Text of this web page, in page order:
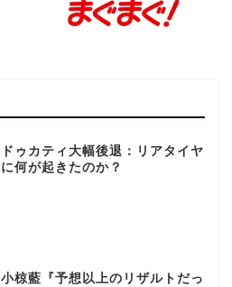
ドゥカティ大幅後退：リアタイヤ
に何が起きたのか？
小椋藍『予想以上のリザルトだっ